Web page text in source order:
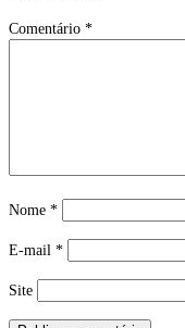
Comentário *
Nome *
E-mail *
Site